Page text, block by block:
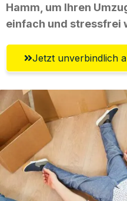
Hamm, um Ihren
einfach und stressfrei
Jetzt unverbindlich